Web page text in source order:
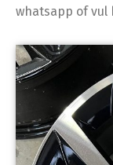
whatsapp of